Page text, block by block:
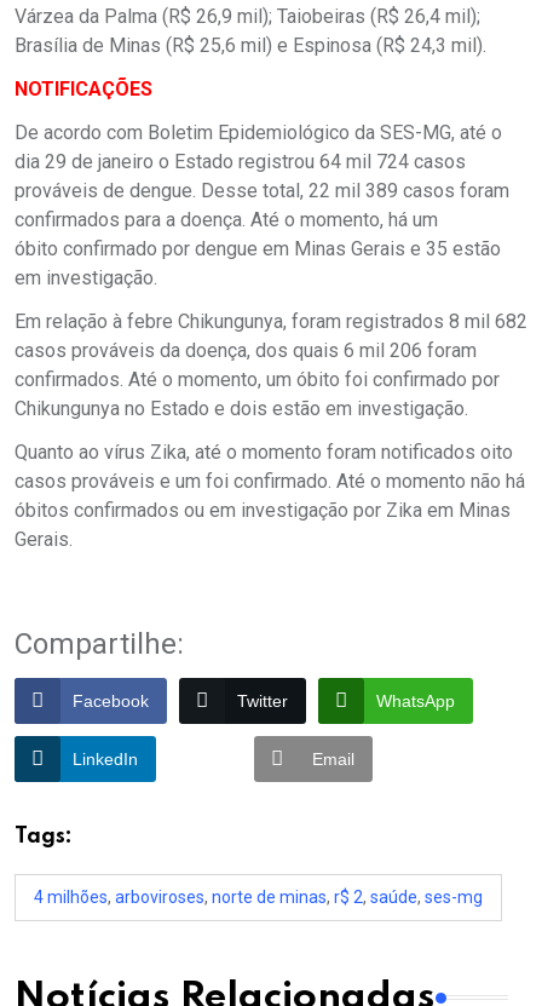
Várzea da Palma (R$ 26,9 mil); Taiobeiras (R$ 26,4 mil);
Brasília de Minas (R$ 25,6 mil) e Espinosa (R$ 24,3 mil).
NOTIFICAÇÕES
De acordo com Boletim Epidemiológico da SES-MG, até o
dia 29 de janeiro o Estado registrou 64 mil 724 casos
prováveis de dengue. Desse total, 22 mil 389 casos foram
confirmados para a doença. Até o momento, há um
óbito confirmado por dengue em Minas Gerais e 35 estão
em investigação.
Em relação à febre Chikungunya, foram registrados 8 mil 682
casos prováveis da doença, dos quais 6 mil 206 foram
confirmados. Até o momento, um óbito foi confirmado por
Chikungunya no Estado e dois estão em investigação.
Quanto ao vírus Zika, até o momento foram notificados oito
casos prováveis e um foi confirmado. Até o momento não há
óbitos confirmados ou em investigação por Zika em Minas
Gerais.
Compartilhe:
Facebook Twitter WhatsApp
LinkedIn Email
Tags:
4 milhões, arboviroses, norte de minas, r$ 2, saúde, ses-mg
Notícias Relacionadas